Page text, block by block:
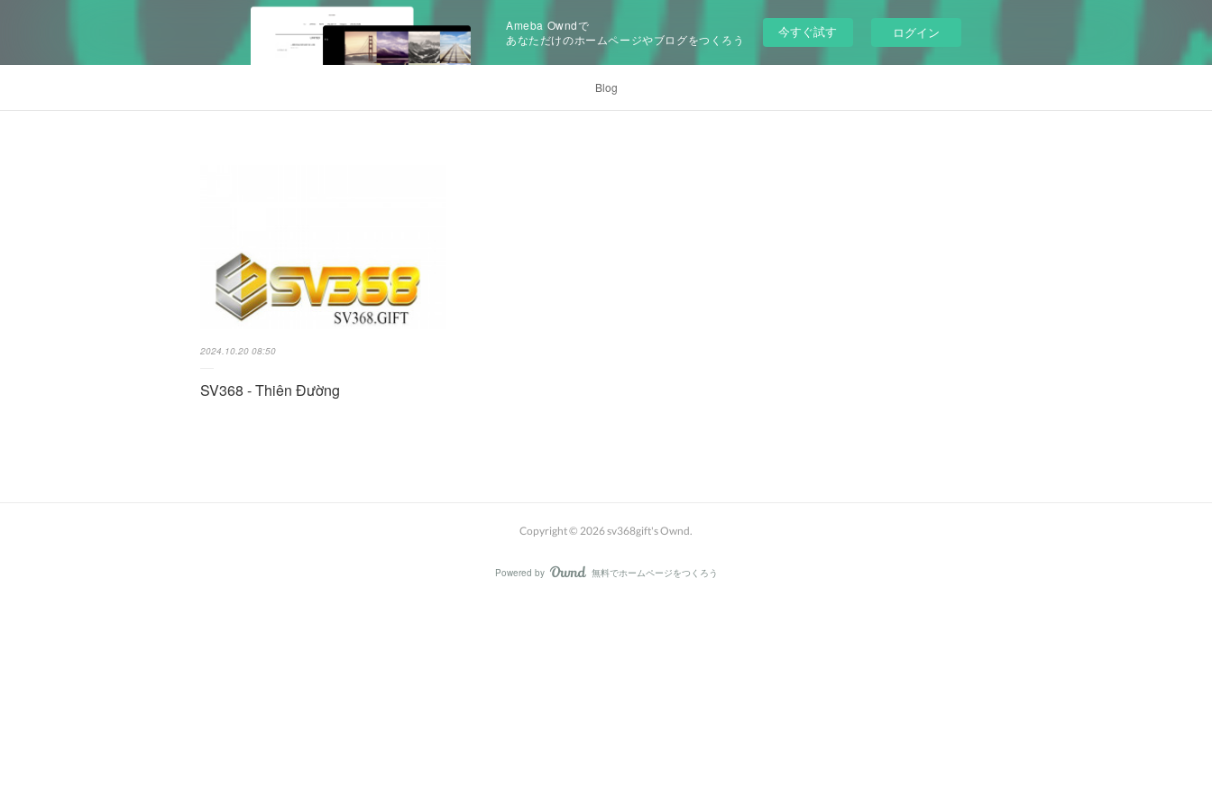
Ameba Owndで
あなただけのホームページやブログをつくろう
今すぐ試す ログイン
Blog
2024.10.20 08:50
SV368 - Thiên Đường
Copyright © 2026sv368gift's Ownd.
Powered by AmebaOwnd
無料でホームページをつくろう